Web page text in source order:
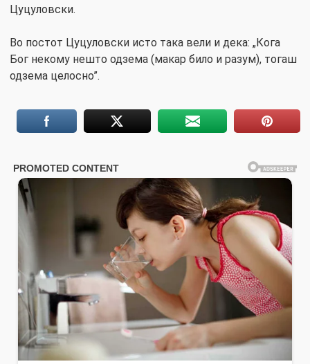
Цуцуловски.
Во постот Цуцуловски исто така вели и дека: „Кога
Бог некому нешто одзема (макар било и разум), тогаш
одзема целосно”.